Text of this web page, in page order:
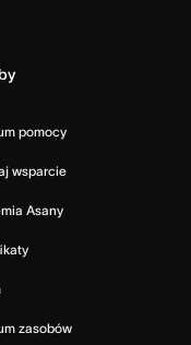
pomocy
wsparcie
Asany
zasobów